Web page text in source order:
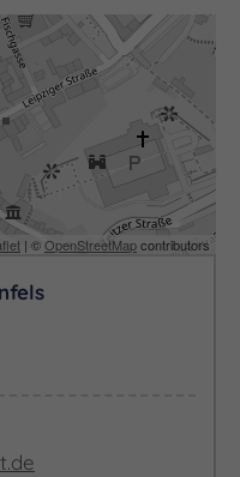
| ©OpenStreetMapcontributors